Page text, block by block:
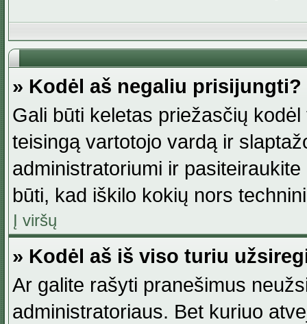
» Kodėl aš negaliu prisijungti?
Gali būti keletas priežasčių
teisingą vartotojo vardą ir
administratoriumi ir
būti, kad iškilo kokių nors
Į viršų
» Kodėl aš iš viso turiu
Ar galite rašyti pranešimus
administratoriaus. Bet kuriuo